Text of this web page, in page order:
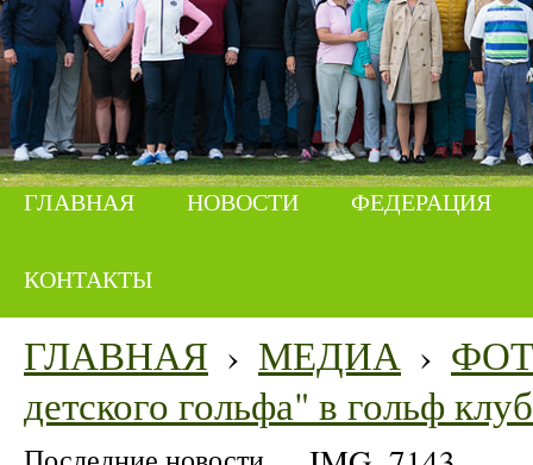
ГЛАВНАЯ НОВОСТИ ФЕДЕРАЦИЯ
КОНТАКТЫ
ГЛАВНАЯ › МЕДИА ›
детского гольфа" в гольф